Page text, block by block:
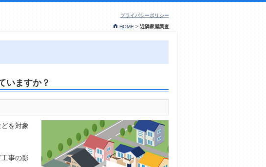
プライバシーポリシー
HOME> 近隣家屋調査
いますか？
を対象
事の影